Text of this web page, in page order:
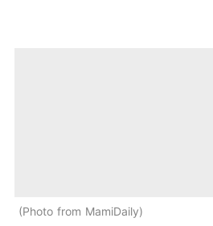
Photo from MamiDaily